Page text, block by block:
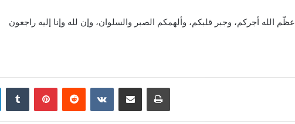
عظّم الله أجركم، وجبر قلبكم، وألهمكم الصبر والسلوان، وإن لله وإنا إليه راجعون
LinkedinTumblr PinterestReddit VKontaktePartager par email Imprimer